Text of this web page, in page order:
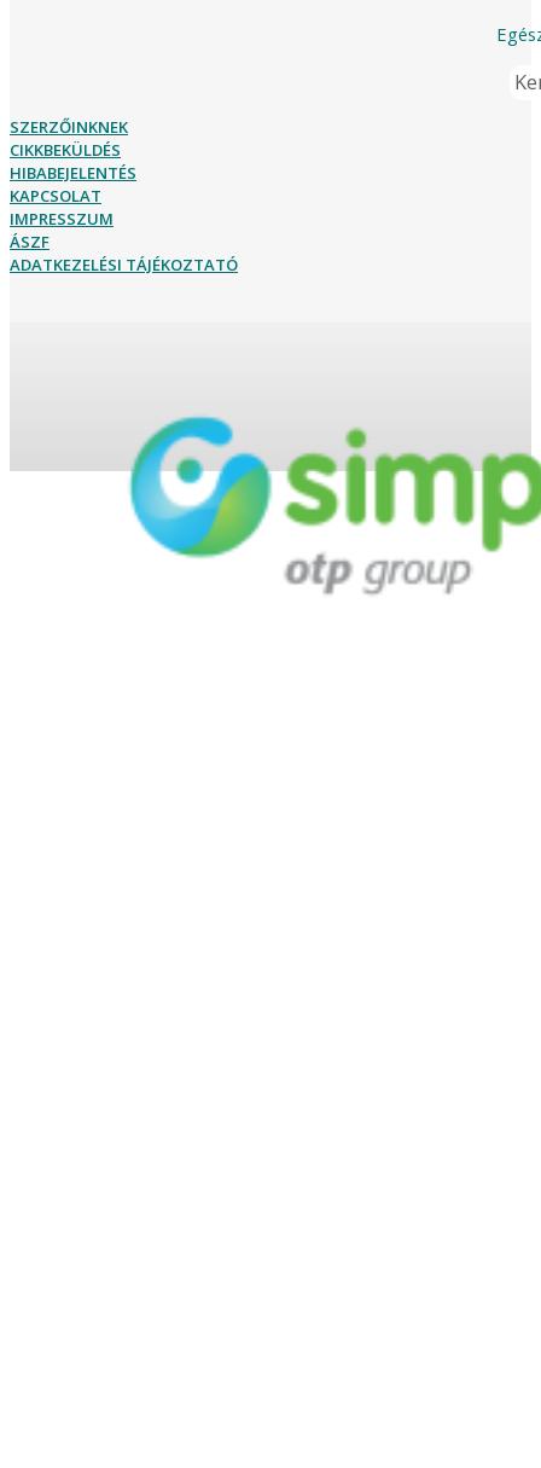
SZERZŐINKNEK
CIKKBEKÜLDÉS
HIBABEJELENTÉS
KAPCSOLAT
IMPRESSZUM
ÁSZF
ADATKEZELÉSI TÁJÉKOZTATÓ